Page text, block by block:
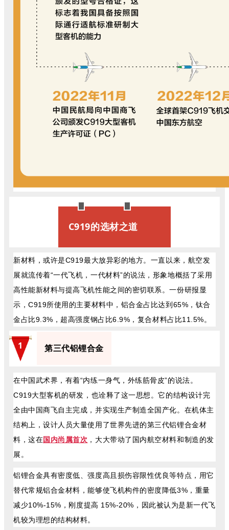
C919的选材之道
新材料，或许是C919最大放异彩的地方。一直以来，航空发
展就流传着“一代飞机，一代材料”的说法，形象地概括了采用
高性能新材料与提高飞机性能之间的密切联系。一份研报显
示，C919所使用的主要材料中，铝合金占比达到65%，钛合
金占比9.3%，超高强度钢占比6.9%，复合材料占比11.5%。
1 第三代铝锂合金
在中国武术界，有着“内练一身气，外练筋骨皮”的说法。
C919大型客机的研发，也诠释了这一思想。它的结构设计完
全由中国商飞自主完成，并实现生产制造全国产化。在机体主
结构上，设计人员大量使用了世界先进的第三代铝锂合金材
料，这在国内尚属首次 ，大大带动了国内航空材料和制造的发
展。
铝锂合金具有密度低、强度高且损伤容限性优良等特点，用它
替代常规铝合金材料，能够使飞机构件的密度降低3%，重量
减少10%-15%，刚度提高 15%-20%，因此被认为是新一代飞
机较为理想的结构材料。